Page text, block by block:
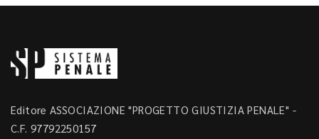
Editore ASSOCIAZIONE "PROGETTO GIUSTIZIA PENALE" -
C.F. 97792250157